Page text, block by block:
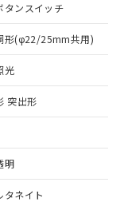
タンスイッチ
形(φ22/25mm共用)
光
突出形
明
タネイト